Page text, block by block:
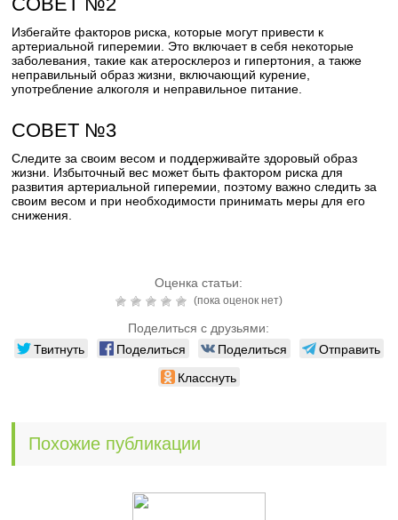
Избегайте факторов риска, которые могут привести к
артериальной гиперемии. Это включает в себя некоторые
заболевания, такие как атеросклероз и гипертония, а также
неправильный образ жизни, включающий курение,
употребление алкоголя и неправильное питание.
СОВЕТ №3
Следите за своим весом и поддерживайте здоровый образ
жизни. Избыточный вес может быть фактором риска для
развития артериальной гиперемии, поэтому важно следить за
своим весом и при необходимости принимать меры для его
снижения.
Оценка статьи:
(пока оценок нет)
Поделиться с друзьями:
Твитнуть Поделиться Поделиться
Отправить
Класснуть
Похожие публикации